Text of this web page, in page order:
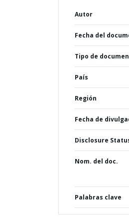
Autor
Fecha del
Tipo de
País
Región
Fecha de
Disclosure
Nom. del doc.
Palabras clave